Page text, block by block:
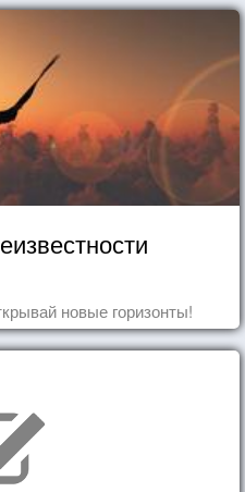
новые горизонты!